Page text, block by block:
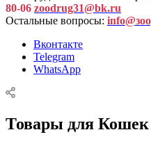
80-06 zoodrug31@bk.ru
Остальные вопросы:
Вконтакте
Telegram
WhatsApp
Товары для Кошек